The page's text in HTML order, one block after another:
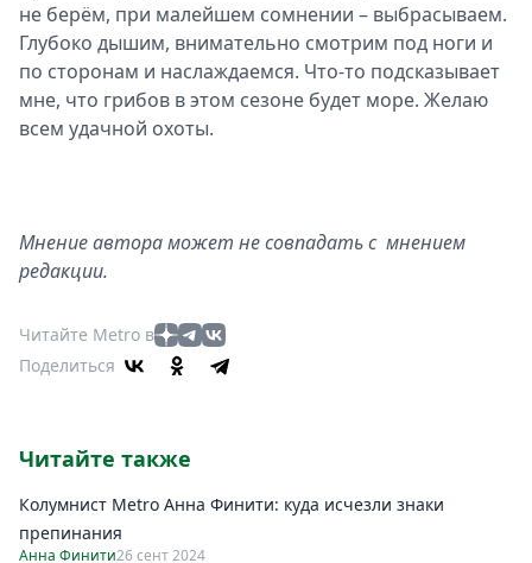
не берём, при малейшем сомнении – выбрасываем.
Глубоко дышим, внимательно смотрим под ноги и
по сторонам и наслаждаемся. Что-то подсказывает
мне, что грибов в этом сезоне будет море. Желаю
всем удачной охоты.
Мнение автора может не совпадать с мнением
редакции.
Читайте Metro в
Поделиться
Читайте также
Колумнист Metro Анна Финити: куда исчезли знаки
препинания
Анна Финити26 сент 2024